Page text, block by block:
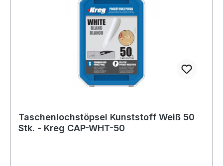
Taschenlochstöpsel Kunststoff Weiß 50
Stk. - Kreg CAP-WHT-50